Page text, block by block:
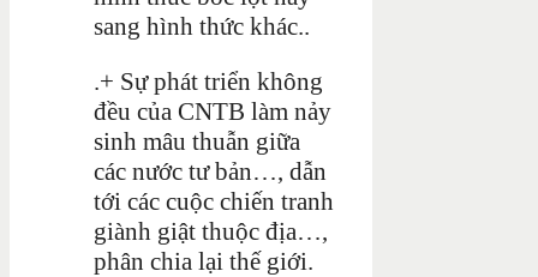
sang hình thức khác..
.+ Sự phát triển không
đều của CNTB làm nảy
sinh mâu thuẫn giữa
các nước tư bản…, dẫn
tới các cuộc chiến tranh
giành giật thuộc địa…,
phân chia lại thế giới.